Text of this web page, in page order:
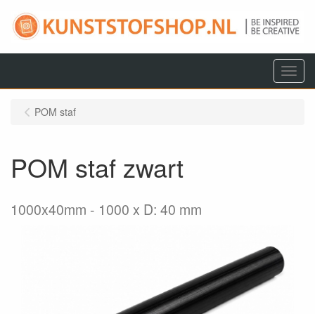
Menu
POM staf
POM staf zwart
1000x40mm 1000 x D: 40 mm